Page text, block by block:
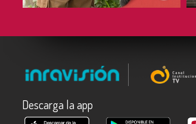
Descarga la app